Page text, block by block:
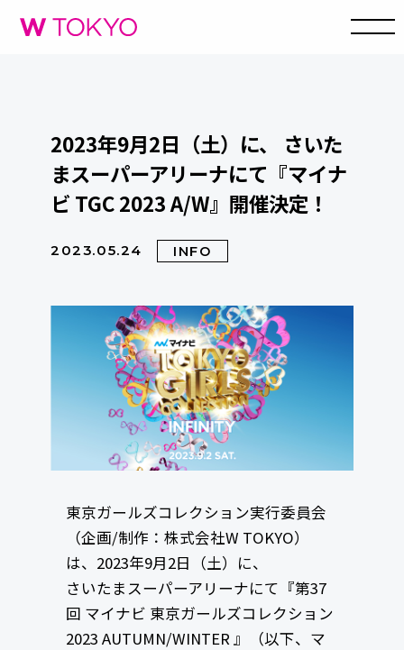
2023年9月2日（土）に、 さいた
まスーパーアリーナにて『マイナ
ビ TGC 2023 A/W』開催決定！
2023.05.24 INFO
東京ガールズコレクション実行委員会
（企画/制作：株式会社W TOKYO）
は、2023年9月2日（土）に、
さいたまスーパーアリーナにて『第37
回 マイナビ 東京ガールズコレクション
2023 AUTUMN/WINTER 』（以下、マ